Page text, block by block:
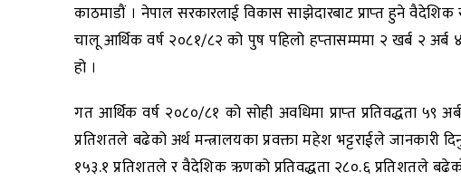
काठमाडौं । नेपाल सरकारलाई विकास साझेदारबाट प्राप्‍त हुने
चालू आर्थिक वर्ष २०८१/८२ को पुष पहिलो हप्‍तासम्ममा २ खर्ब २ अर्ब
हो ।
गत आर्थिक वर्ष २०८०/८१ को सोही अवधिमा प्राप्‍त प्रतिवद्धता ५९
प्रतिशतले बढेको अर्थ मन्त्रालयका प्रवक्ता महेश भट्टराईले जानकारी
१५३.१ प्रतिशतले र वैदेशिक ऋणको प्रतिवद्धता २८०.६ प्रतिशतले